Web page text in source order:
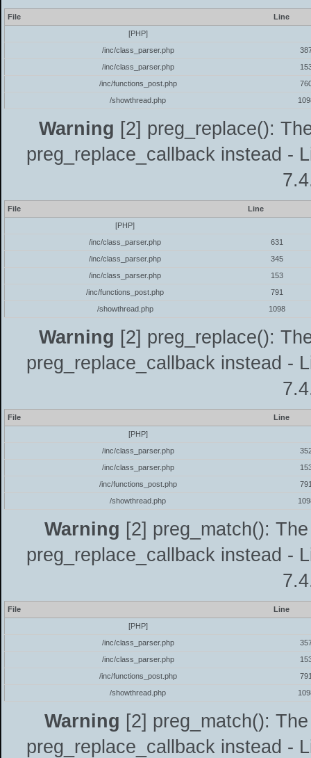
File
Line
[PHP]
/inc/class_parser.php
/inc/class_parser.php
/inc/functions_post.php
/showthread.php
Warning [2] preg_replace():
preg_replace_callback instead -
File
Line
[PHP]
/inc/class_parser.php
631
/inc/class_parser.php
345
/inc/class_parser.php
153
/inc/functions_post.php
791
/showthread.php
1098
Warning [2] preg_replace():
preg_replace_callback instead -
File
Line
[PHP]
/inc/class_parser.php
/inc/class_parser.php
/inc/functions_post.php
/showthread.php
Warning [2] preg_match():
preg_replace_callback instead -
File
Line
[PHP]
/inc/class_parser.php
/inc/class_parser.php
/inc/functions_post.php
/showthread.php
Warning [2] preg_match():
preg_replace_callback instead -